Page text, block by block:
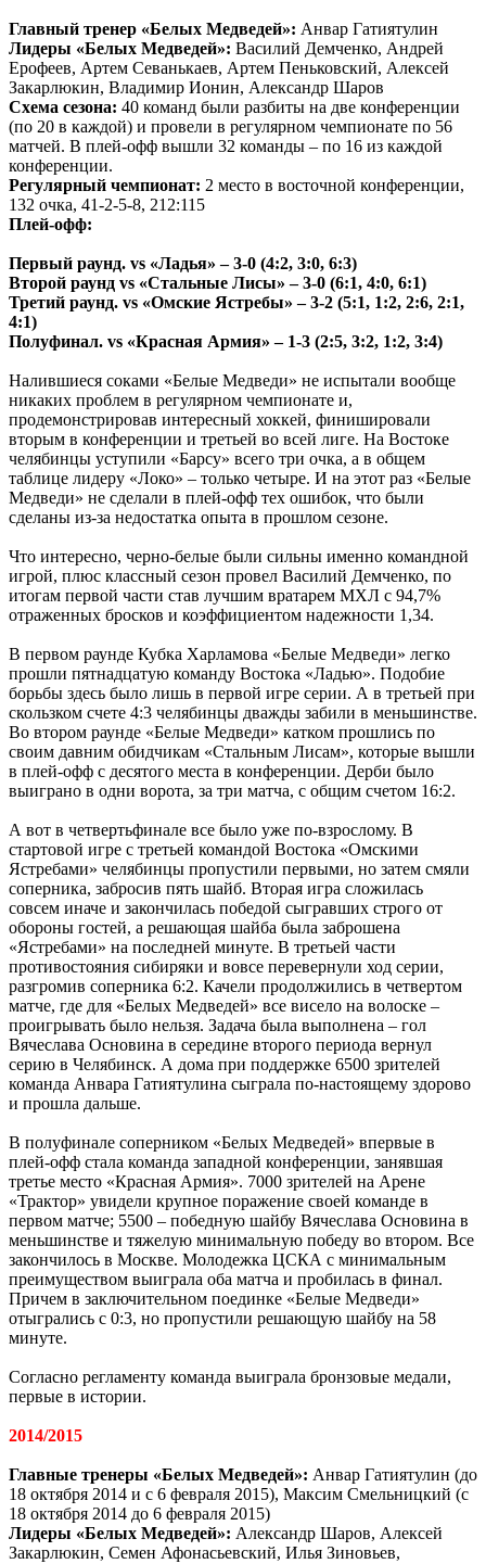
Главный тренер «Белых Медведей»: Анвар Гатиятулин
Лидеры «Белых Медведей»: Василий Демченко, Андрей
Ерофеев, Артем Севанькаев, Артем Пеньковский, Алексей
Закарлюкин, Владимир Ионин, Александр Шаров
Схема сезона: 40 команд были разбиты на две конференции
(по 20 в каждой) и провели в регулярном чемпионате по 56
матчей. В плей-офф вышли 32 команды – по 16 из каждой
конференции.
Регулярный чемпионат: 2 место в восточной конференции,
132 очка, 41-2-5-8, 212:115
Плей-офф:
Первый раунд. vs «Ладья» – 3-0 (4:2, 3:0, 6:3)
Второй раунд vs «Стальные Лисы» – 3-0 (6:1, 4:0, 6:1)
Третий раунд. vs «Омские Ястребы» – 3-2 (5:1, 1:2, 2:6, 2:1,
4:1)
Полуфинал. vs «Красная Армия» – 1-3 (2:5, 3:2, 1:2, 3:4)
Налившиеся соками «Белые Медведи» не испытали вообще
никаких проблем в регулярном чемпионате и,
продемонстрировав интересный хоккей, финишировали
вторым в конференции и третьей во всей лиге. На Востоке
челябинцы уступили «Барсу» всего три очка, а в общем
таблице лидеру «Локо» – только четыре. И на этот раз «Белые
Медведи» не сделали в плей-офф тех ошибок, что были
сделаны из-за недостатка опыта в прошлом сезоне.
Что интересно, черно-белые были сильны именно командной
игрой, плюс классный сезон провел Василий Демченко, по
итогам первой части став лучшим вратарем МХЛ с 94,7%
отраженных бросков и коэффициентом надежности 1,34.
В первом раунде Кубка Харламова «Белые Медведи» легко
прошли пятнадцатую команду Востока «Ладью». Подобие
борьбы здесь было лишь в первой игре серии. А в третьей при
скользком счете 4:3 челябинцы дважды забили в меньшинстве.
Во втором раунде «Белые Медведи» катком прошлись по
своим давним обидчикам «Стальным Лисам», которые вышли
в плей-офф с десятого места в конференции. Дерби было
выиграно в одни ворота, за три матча, с общим счетом 16:2.
А вот в четвертьфинале все было уже по-взрослому. В
стартовой игре с третьей командой Востока «Омскими
Ястребами» челябинцы пропустили первыми, но затем смяли
соперника, забросив пять шайб. Вторая игра сложилась
совсем иначе и закончилась победой сыгравших строго от
обороны гостей, а решающая шайба была заброшена
«Ястребами» на последней минуте. В третьей части
противостояния сибиряки и вовсе перевернули ход серии,
разгромив соперника 6:2. Качели продолжились в четвертом
матче, где для «Белых Медведей» все висело на волоске –
проигрывать было нельзя. Задача была выполнена – гол
Вячеслава Основина в середине второго периода вернул
серию в Челябинск. А дома при поддержке 6500 зрителей
команда Анвара Гатиятулина сыграла по-настоящему здорово
и прошла дальше.
В полуфинале соперником «Белых Медведей» впервые в
плей-офф стала команда западной конференции, занявшая
третье место «Красная Армия». 7000 зрителей на Арене
«Трактор» увидели крупное поражение своей команде в
первом матче; 5500 – победную шайбу Вячеслава Основина в
меньшинстве и тяжелую минимальную победу во втором. Все
закончилось в Москве. Молодежка ЦСКА с минимальным
преимуществом выиграла оба матча и пробилась в финал.
Причем в заключительном поединке «Белые Медведи»
отыгрались с 0:3, но пропустили решающую шайбу на 58
минуте.
Согласно регламенту команда выиграла бронзовые медали,
первые в истории.
2014/2015
Главные тренеры «Белых Медведей»: Анвар Гатиятулин (до
18 октября 2014 и с 6 февраля 2015), Максим Смельницкий (с
18 октября 2014 до 6 февраля 2015)
Лидеры «Белых Медведей»: Александр Шаров, Алексей
Закарлюкин, Семен Афонасьевский, Илья Зиновьев,